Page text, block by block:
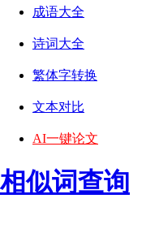
成语大全
诗词大全
繁体字转换
文本对比
AI一键论文
相似词查询